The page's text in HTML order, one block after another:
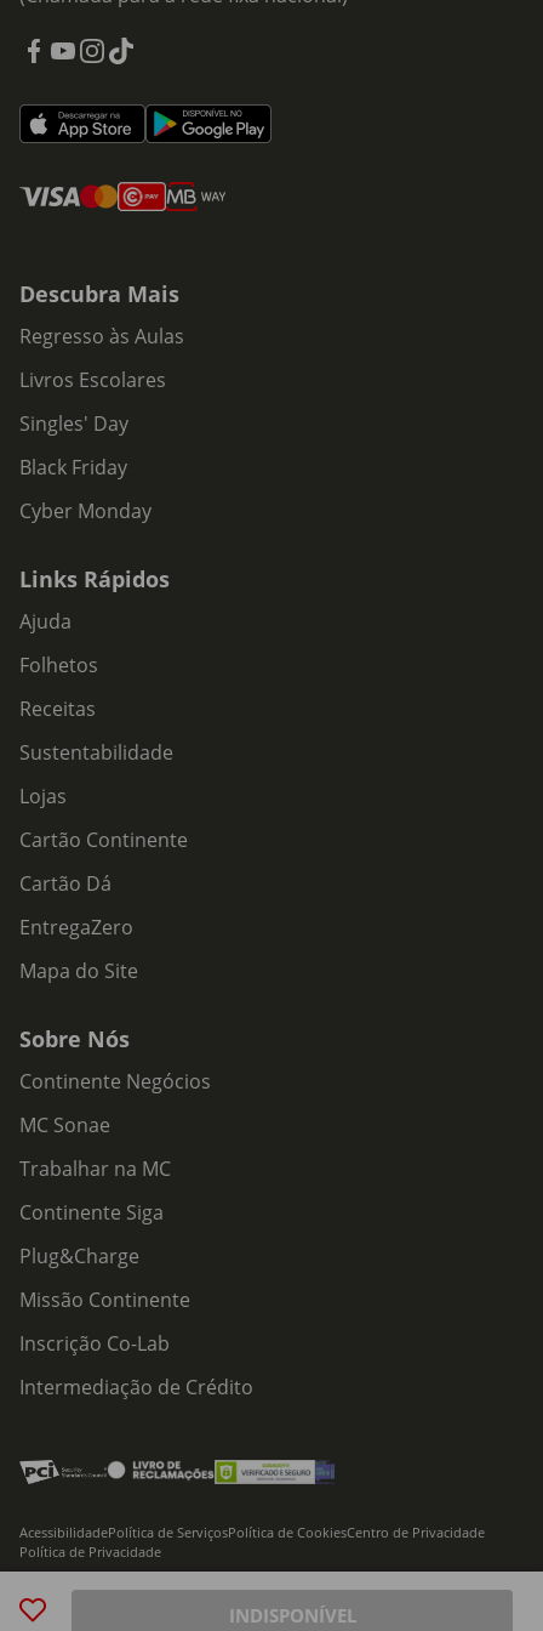
INDISPONÍVEL
Descubra Mais
Regresso às Aulas
Livros Escolares
Singles' Day
Black Friday
Cyber Monday
Links Rápidos
Ajuda
Folhetos
Receitas
Sustentabilidade
Lojas
Cartão Continente
Cartão Dá
EntregaZero
Mapa do Site
Sobre Nós
Continente Negócios
MC Sonae
Trabalhar na MC
Continente Siga
Plug&Charge
Missão Continente
Inscrição Co-Lab
Intermediação de Crédito
© 2026 Modelo Continente Hipermercados, S.A. Todos os direitos reservados
AcessibilidadePolítica de ServiçosPolítica de CookiesCentro de Privacidade
Política de Privacidade